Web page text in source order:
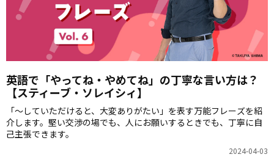
英語で「やってね・やめてね」の丁寧な言い方は？
【スティーブ・ソレイシィ】
「～していただけると、大変ありがたい」を表す万能フレーズを紹
介します。堅い交渉の場でも、人にお願いするときでも、丁寧に自
己主張できます。
2024-04-03